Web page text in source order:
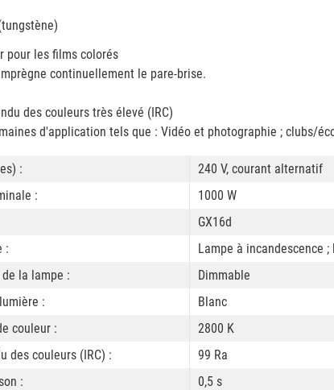
pour les films colorés
continuellement le pare-brise.
des couleurs très élevé (IRC)
d'application tels que : Vidéo et photographie ; clubs/
:
240 V, courant alternatif
:
1000 W
GX16d
:
Lampe à incandescence
la lampe :
Dimmable
:
Blanc
couleur :
2800 K
des couleurs (IRC) :
99 Ra
:
0,5 s